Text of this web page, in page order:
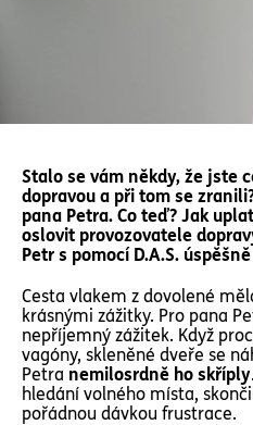
Stalo se vám někdy, že jste
dopravou a při tom se
pana Petra. Co teď? Jak
oslovit provozovatele
Petr s pomocí D.A.S.
Cesta vlakem z dovolené
krásnými zážitky. Pro pana
nepříjemný zážitek. Když
vagóny, skleněné dveře se
Petra nemilosrdně ho skříply
hledání volného místa,
pořádnou dávkou frustrace.